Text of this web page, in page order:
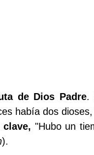
de Dios Padre.
había dos
clave, "Hubo un
).